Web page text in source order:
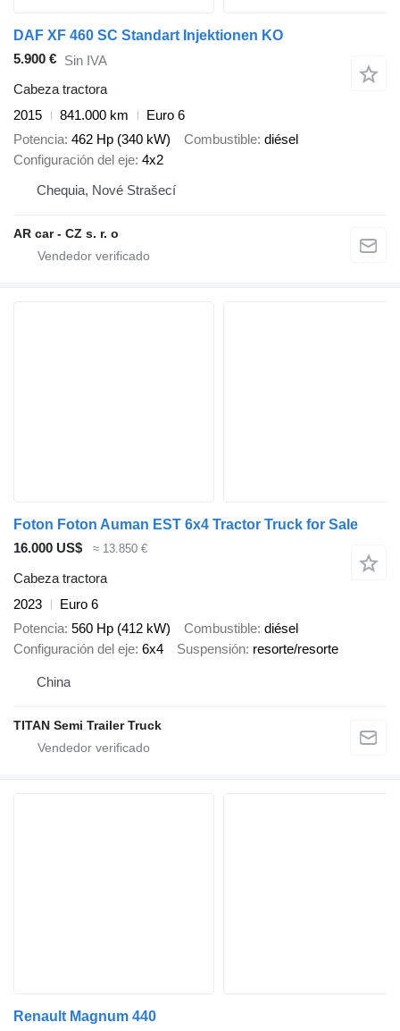
DAF XF 460 SC Standart Injektionen KO
5.900 € Sin IVA
Cabeza tractora
2015
841.000 km
Euro 6
Potencia 462 Hp (340 kW) Combustible diésel
Configuración del eje 4x2
Chequia, Nové Strašecí
AR car - CZ s. r. o
Foton Foton Auman EST 6x4 Tractor Truck for Sale
16.000 US$
≈ 13.850 €
Cabeza tractora
2023
Euro 6
Potencia 560 Hp (412 kW) Combustible diésel
Configuración del eje 6x4 Suspensión resorte/resorte
China
TITAN Semi Trailer Truck
Renault Magnum 440